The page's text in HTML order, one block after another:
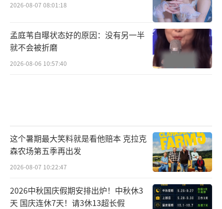
2026-08-07 08:01:18
孟庭苇自曝状态好的原因：没有另一半
就不会被折磨
2026-08-06 10:57:40
这个暑期最大笑料就是看他赔本 克拉克
森农场第五季再出发
2026-08-07 10:22:47
2026中秋国庆假期安排出炉！中秋休3
天 国庆连休7天！请3休13超长假